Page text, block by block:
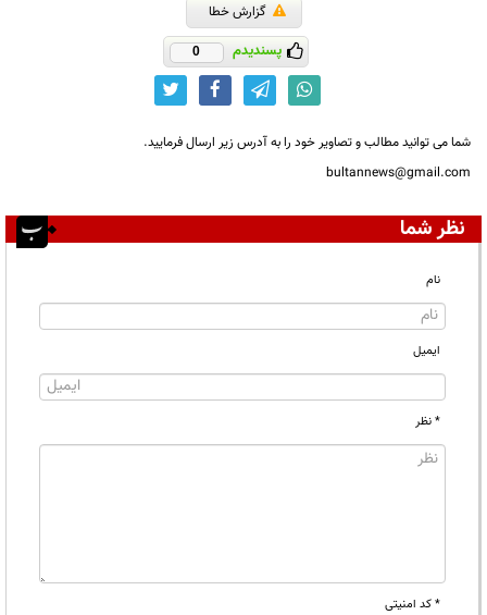
گزارش خطا
پسندیدم 0
شما می توانید مطالب و تصاویر خود را به آدرس زیر ارسال فرمایید.
bultannews@gmail.com
نظر شما
نام
ایمیل
* نظر
* کد امنیتی